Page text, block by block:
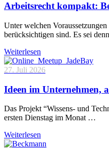
Arbeitsrecht kompakt:
Unter welchen
berücksichtigen sind. Es sei
Weiterlesen
27. Juli 2026
Ideen im Unternehmen,
Das Projekt “Wissens- und
ersten Dienstag im Monat …
Weiterlesen